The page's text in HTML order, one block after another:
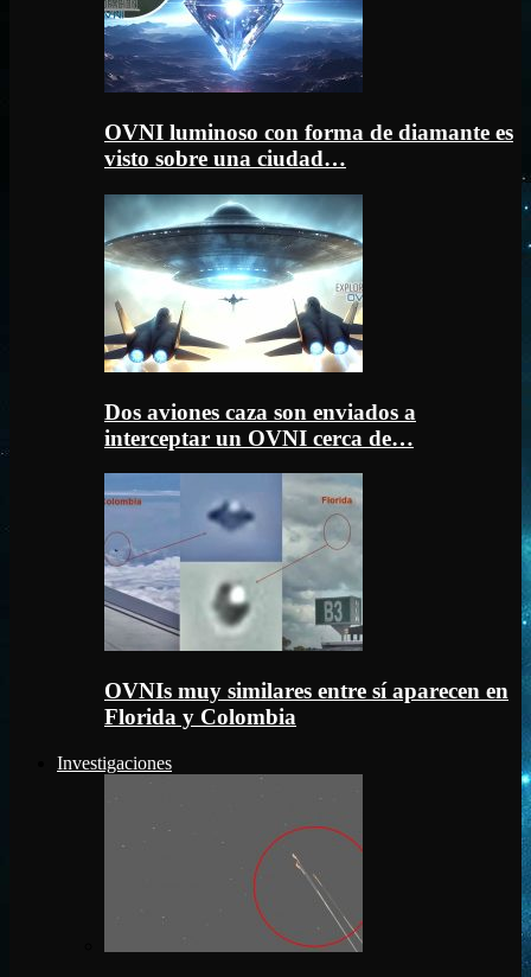
OVNI luminoso con forma de diamante es
visto sobre una ciudad…
Dos aviones caza son enviados a
interceptar un OVNI cerca de…
OVNIs muy similares entre sí aparecen en
Florida y Colombia
Investigaciones